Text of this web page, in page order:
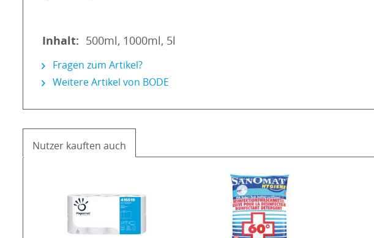
Inhalt: 500ml, 1000ml, 5l
Fragen zum Artikel?
Weitere Artikel von BODE
Nutzer kauften auch